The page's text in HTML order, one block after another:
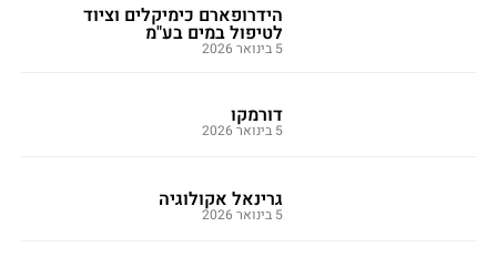
הידרופארם כימיקלים וציוד
לטיפול במים בע"מ
5 בינואר 2026
דורמקו
5 בינואר 2026
גרינאל אקולוגיה
5 בינואר 2026